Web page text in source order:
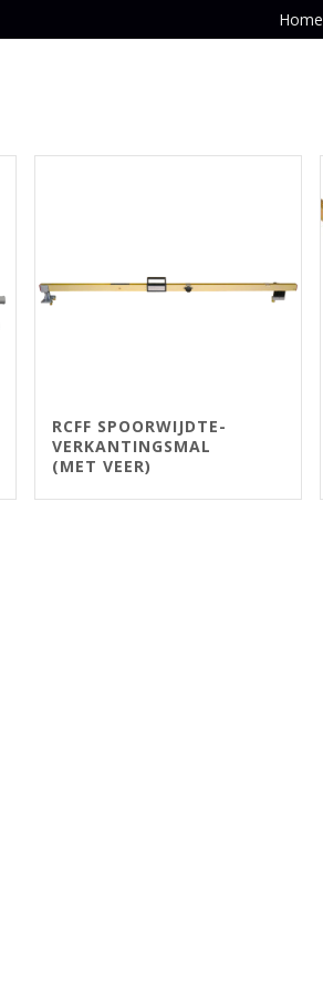
Home
RCFF SPOORWIJDTE-
VERKANTINGSMAL
(MET VEER)